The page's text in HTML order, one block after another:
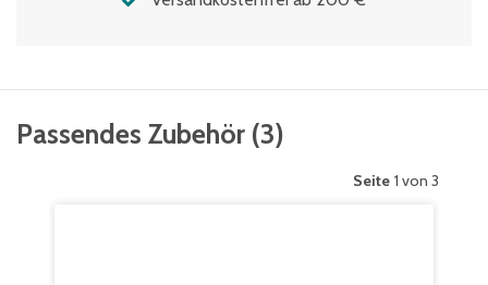
Passendes Zubehör (3)
Seite 1 von 3